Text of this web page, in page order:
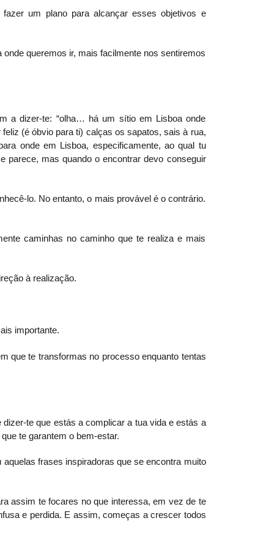
um plano para alcançar esses objetivos e
queremos ir, mais facilmente nos sentiremos
a dizer-te: “olha… há um sítio em Lisboa onde
(é óbvio para ti) calças os sapatos, sais à rua,
onde em Lisboa, especificamente, ao qual tu
parece, mas quando o encontrar devo conseguir
lo. No entanto, o mais provável é o contrário.
caminhas no caminho que te realiza e mais
à realização.
importante.
que te transformas no processo enquanto tentas
te que estás a complicar a tua vida e estás a
te garantem o bem-estar.
aquelas frases inspiradoras que se encontra muito
assim te focares no que interessa, em vez de te
e perdida. E assim, começas a crescer todos